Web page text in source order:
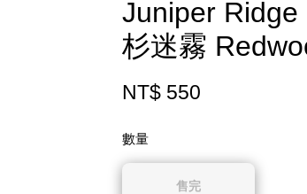
Juniper Ridge
杉迷霧
NT$ 550
數量
售完